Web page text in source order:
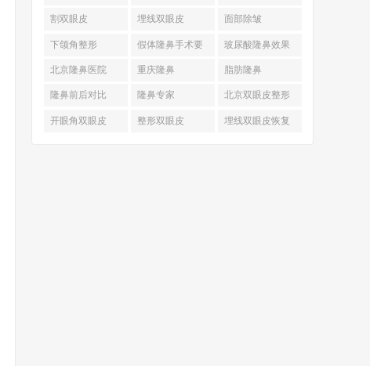
割双眼皮 埋线双眼皮 面部除皱
下颌角整形 假体隆鼻手术要
多少钱
玻尿酸隆鼻效果
北京隆鼻医院 重庆隆鼻 脂肪隆鼻
隆鼻前后对比 隆鼻专家 北京双眼皮整形
开眼角双眼皮 整形双眼皮 埋线双眼皮恢复